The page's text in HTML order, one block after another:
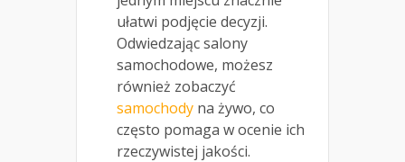
ułatwi podjęcie decyzji.
Odwiedzając salony
samochodowe, możesz
również zobaczyć
samochody na żywo, co
często pomaga w ocenie ich
rzeczywistej jakości.